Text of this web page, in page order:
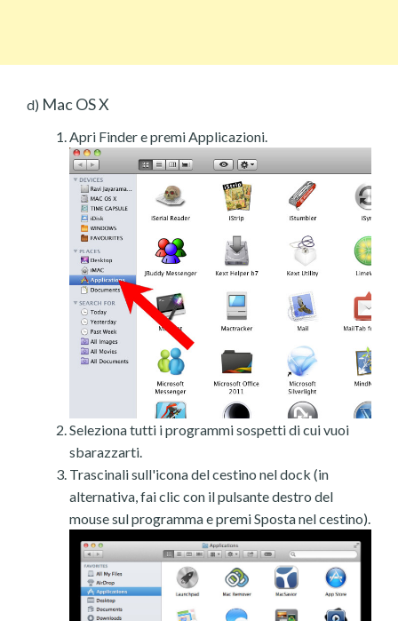
d) Mac OS X
Apri Finder e premi Applicazioni.
Seleziona tutti i programmi sospetti di cui vuoi
sbarazzarti.
Trascinali sull'icona del cestino nel dock (in
alternativa, fai clic con il pulsante destro del
mouse sul programma e premi Sposta nel cestino).